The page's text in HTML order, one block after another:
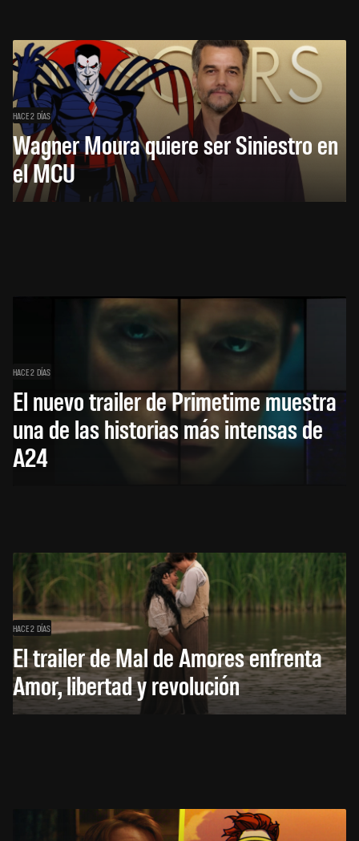
HACE 2 DÍAS
Wagner Moura quiere ser Siniestro en
el MCU
HACE 2 DÍAS
El nuevo trailer de Primetime muestra
una de las historias más intensas de
A24
HACE 2 DÍAS
El trailer de Mal de Amores enfrenta
Amor, libertad y revolución